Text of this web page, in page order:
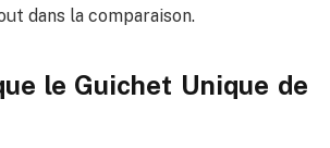
dans la comparaison.
le Guichet Unique de